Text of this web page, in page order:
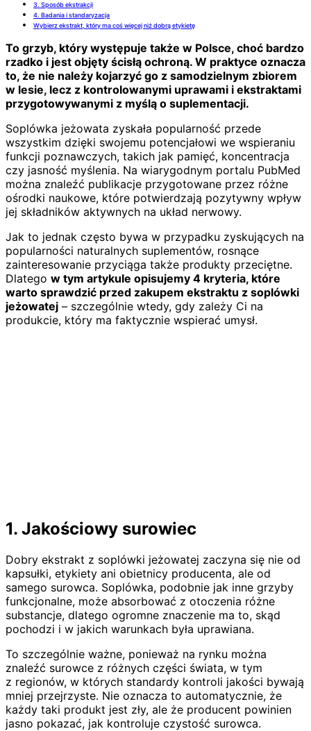
3. Sposób ekstrakcji
4. Badania i standaryzacja
Wybierz ekstrakt, który ma coś więcej niż dobrą etykietę
To grzyb, który występuje także w Polsce, choć bardzo
rzadko i jest objęty ścisłą ochroną. W praktyce oznacza
to, że nie należy kojarzyć go z samodzielnym zbiorem
w lesie, lecz z kontrolowanymi uprawami i ekstraktami
przygotowywanymi z myślą o suplementacji.
Soplówka jeżowata zyskała popularność przede
wszystkim dzięki swojemu potencjałowi we wspieraniu
funkcji poznawczych, takich jak pamięć, koncentracja
czy jasność myślenia. Na wiarygodnym portalu PubMed
można znaleźć publikacje przygotowane przez różne
ośrodki naukowe, które potwierdzają pozytywny wpływ
jej składników aktywnych na układ nerwowy.
Jak to jednak często bywa w przypadku zyskujących na
popularności naturalnych suplementów, rosnące
zainteresowanie przyciąga także produkty przeciętne.
Dlatego w tym artykule opisujemy 4 kryteria, które
warto sprawdzić przed zakupem ekstraktu z soplówki
jeżowatej – szczególnie wtedy, gdy zależy Ci na
produkcie, który ma faktycznie wspierać umysł.
1. Jakościowy surowiec
Dobry ekstrakt z soplówki jeżowatej zaczyna się nie od
kapsułki, etykiety ani obietnicy producenta, ale od
samego surowca. Soplówka, podobnie jak inne grzyby
funkcjonalne, może absorbować z otoczenia różne
substancje, dlatego ogromne znaczenie ma to, skąd
pochodzi i w jakich warunkach była uprawiana.
To szczególnie ważne, ponieważ na rynku można
znaleźć surowce z różnych części świata, w tym
z regionów, w których standardy kontroli jakości bywają
mniej przejrzyste. Nie oznacza to automatycznie, że
każdy taki produkt jest zły, ale że producent powinien
jasno pokazać, jak kontroluje czystość surowca.